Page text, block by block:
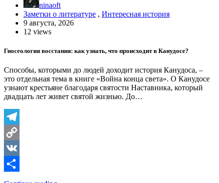
ninaoft
Заметки о литературе , Интересная история
9 августа, 2026
12 views
Гносеология восстания: как узнать, что происходит в Канудосе?
Способы, которыми до людей доходит история Канудоса, –
это отдельная тема в книге «Война конца света». О Канудосе
узнают крестьяне благодаря святости Наставника, который
двадцать лет живет святой жизнью. До…
Telegram
Copy
Link
VK
Отправить